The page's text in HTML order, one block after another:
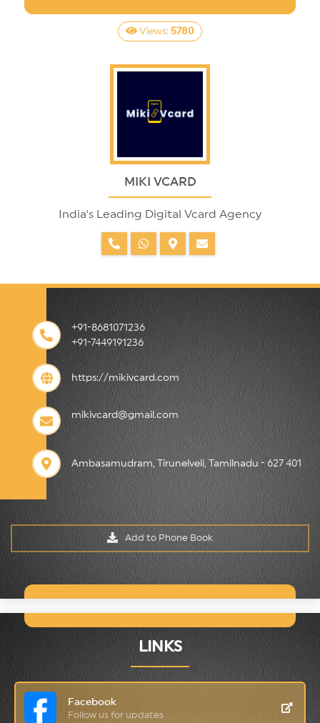
Views: 5780
MIKI VCARD
India's Leading Digital Vcard Agency
+91-8681071236
+91-7449191236
https://mikivcard.com
mikivcard@gmail.com
Ambasamudram, Tirunelveli, Tamilnadu - 627 401
Add to Phone Book
LINKS
Facebook
Follow us for updates